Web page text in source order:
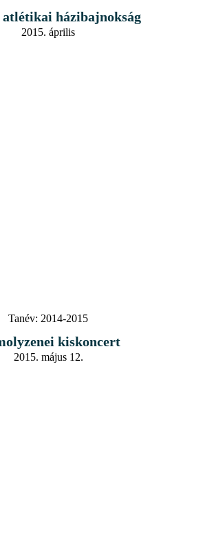
atlétikai házibajnokság
2015. április
Tanév: 2014-2015
kiskoncert
2015. május 12.